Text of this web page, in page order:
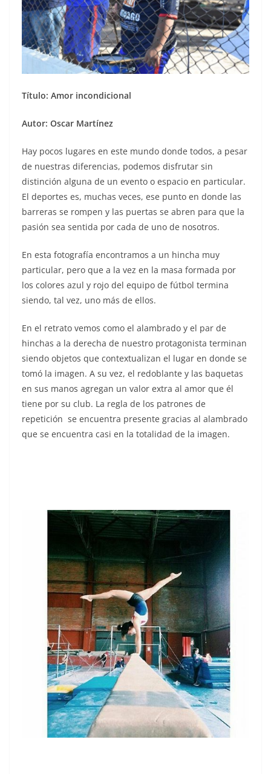
Título: Amor incondicional
Autor: Oscar Martínez
Hay pocos lugares en este mundo donde todos, a pesar
de nuestras diferencias, podemos disfrutar sin
distinción alguna de un evento o espacio en particular.
El deportes es, muchas veces, ese punto en donde las
barreras se rompen y las puertas se abren para que la
pasión sea sentida por cada de uno de nosotros.
En esta fotografía encontramos a un hincha muy
particular, pero que a la vez en la masa formada por
los colores azul y rojo del equipo de fútbol termina
siendo, tal vez, uno más de ellos.
En el retrato vemos como el alambrado y el par de
hinchas a la derecha de nuestro protagonista terminan
siendo objetos que contextualizan el lugar en donde se
tomó la imagen. A su vez, el redoblante y las baquetas
en sus manos agregan un valor extra al amor que él
tiene por su club. La regla de los patrones de
repetición se encuentra presente gracias al alambrado
que se encuentra casi en la totalidad de la imagen.